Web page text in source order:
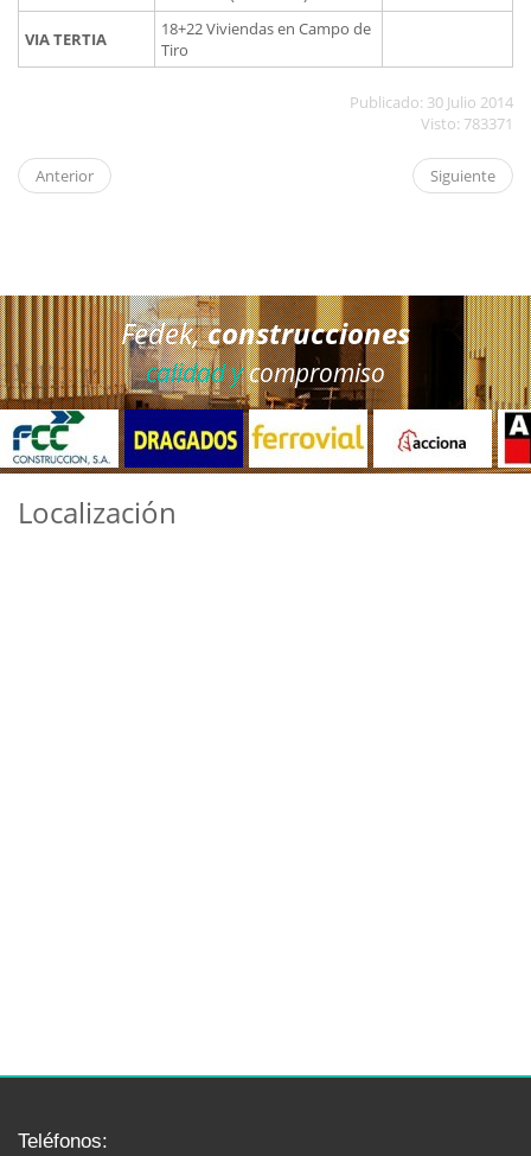
VIA TERTIA
18+22 Viviendas en Campo de
Tiro
Publicado: 30 Julio 2014
Visto: 783371
Anterior Siguiente
Fedek,construcciones
calidad ycompromiso
Localización
Teléfonos: